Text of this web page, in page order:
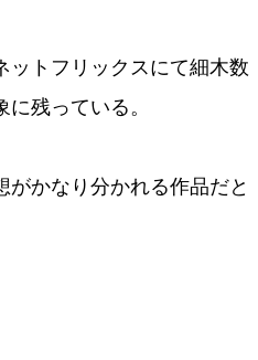
ットフリックスにて細木数
残っている。
がかなり分かれる作品だと